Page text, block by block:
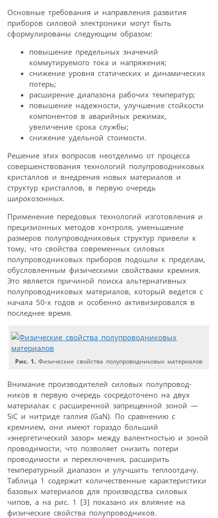
Основные требования и направления развития
приборов силовой электроники могут быть
сформулированы следующим образом:
повышение предельных значений
коммутируемого тока и напряжения;
снижение уровня статических и динамических
потерь;
расширение диапазона рабочих температур;
повышение надежности, улучшение стойкости
компонентов в аварийных режимах,
увеличение срока службы;
снижение удельной стоимости.
Решение этих вопросов неотделимо от процесса
совершенствования технологий полупроводниковых
кристаллов и внедрения новых материалов и
структур кристаллов, в первую очередь
широкозонных.
Применение передовых технологий изготовления и
прецизионных методов контроля, уменьшение
размеров полупроводниковых структур привели к
тому, что свойства современных силовых
полупроводниковых приборов подошли к пределам,
обусловленным физическими свойствами кремния.
Это является причиной поиска альтернативных
полупроводниковых материалов, который ведется с
начала 50-х годов и особенно активизировался в
последнее время.
Рис. 1. Физические свойства полупроводниковых материалов
Внимание производителей силовых полупровод­
ников в первую очередь сосредоточено на двух
материалах с расширенной запрещенной зоной —
SiC и нитриде галлия (GaN). По сравнению с
кремнием, они имеют гораздо больший
«энергетический зазор» между валентностью и зоной
проводимости, что позволяет снизить потери
проводимости и переключения, расширить
температурный диапазон и улучшить теплоотдачу.
Таблица 1 содержит количественные характеристики
базовых материалов для производства силовых
чипов, а на рис. 1 [3] показано их влияние на
физические свойства полупроводников.